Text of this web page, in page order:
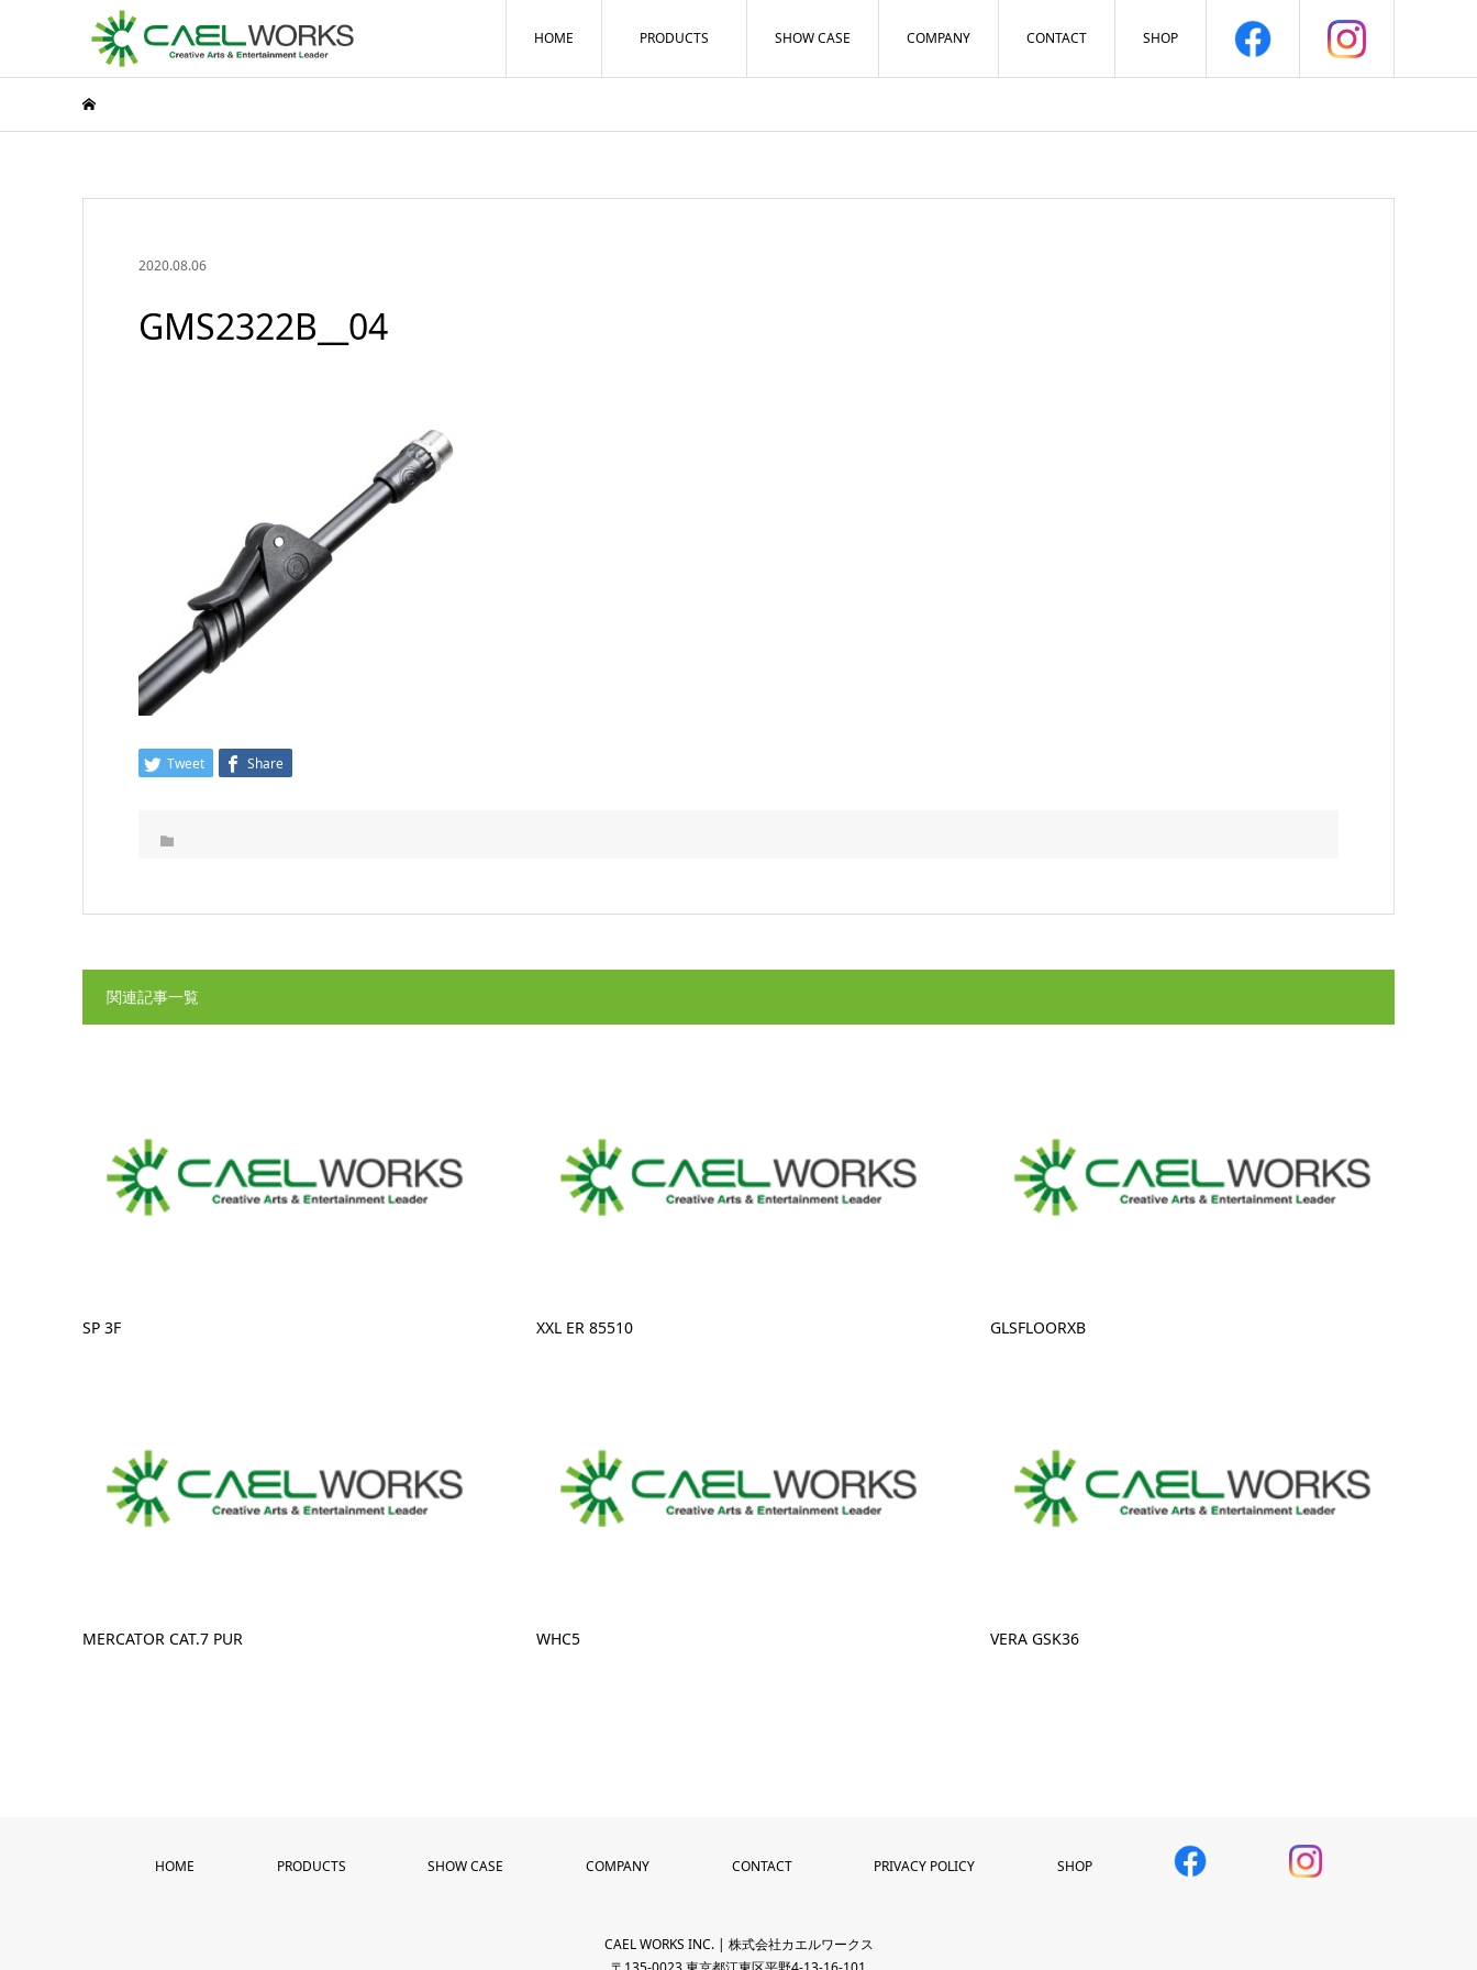
HOME PRODUCTS SHOW CASE COMPANY CONTACT SHOP
2020.08.06
GMS2322B__04
Tweet Share
関連記事一覧
SP 3F XXL ER 85510 GLSFLOORXB
MERCATOR CAT.7 PUR WHC5 VERA GSK36
HOME PRODUCTS SHOW CASE COMPANY CONTACT PRIVACY POLICY SHOP
CAEL WORKS INC. | 株式会社カエルワークス